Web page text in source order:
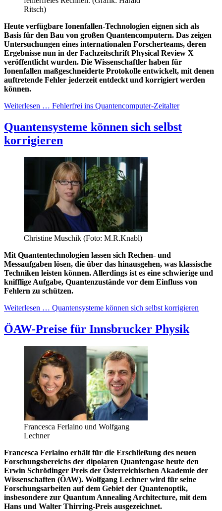
Ritsch)
Heute verfügbare Ionenfallen-Technologien eignen sich als
Basis für den Bau von großen Quantencomputern. Das zeigen
Untersuchungen eines internationalen Forscherteams, deren
Ergebnisse nun in der Fachzeitschrift Physical Review X
veröffentlicht wurden. Die Wissenschaftler haben für
Ionenfallen maßgeschneiderte Protokolle entwickelt, mit denen
auftretende Fehler jederzeit entdeckt und korrigiert werden
können.
Weiterlesen … Fehlerfrei ins Quantencomputer-Zeitalter
Quantensysteme können sich selbst
korrigieren
Christine Muschik (Foto: M.R.Knabl)
Mit Quantentechnologien lassen sich Rechen- und
Messaufgaben lösen, die über das hinausgehen, was klassische
Techniken leisten können. Allerdings ist es eine schwierige und
knifflige Aufgabe, Quantenzustände vor dem Einfluss von
Fehlern zu schützen.
Weiterlesen … Quantensysteme können sich selbst korrigieren
ÖAW-Preise für Innsbrucker Physik
Francesca Ferlaino und Wolfgang
Lechner
Francesca Ferlaino erhält für die Erschließung des neuen
Forschungsbereichs der dipolaren Quantengase heute den
Erwin Schrödinger Preis der Österreichischen Akademie der
Wissenschaften (ÖAW). Wolfgang Lechner wird für seine
Forschungsarbeiten auf dem Gebiet der Quantenoptik,
insbesondere zur Quantum Annealing Architecture, mit dem
Hans und Walter Thirring-Preis ausgezeichnet.